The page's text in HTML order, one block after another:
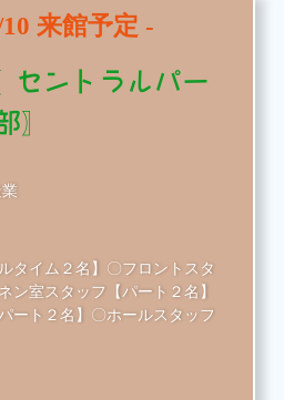
来館予定 -
セントラルパー
〗
タイム２名】〇フロントスタ
ン室スタッフ【パート２名】
ート２名】〇ホールスタッフ